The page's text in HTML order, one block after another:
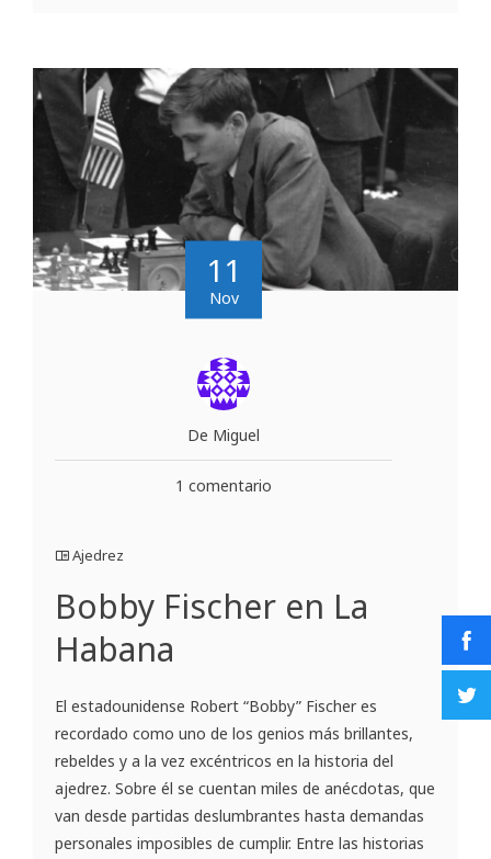
11
Nov
De Miguel
1 comentario
Ajedrez
Bobby Fischer en La
Habana
El estadounidense Robert “Bobby” Fischer es
recordado como uno de los genios más brillantes,
rebeldes y a la vez excéntricos en la historia del
ajedrez. Sobre él se cuentan miles de anécdotas, que
van desde partidas deslumbrantes hasta demandas
personales imposibles de cumplir. Entre las historias